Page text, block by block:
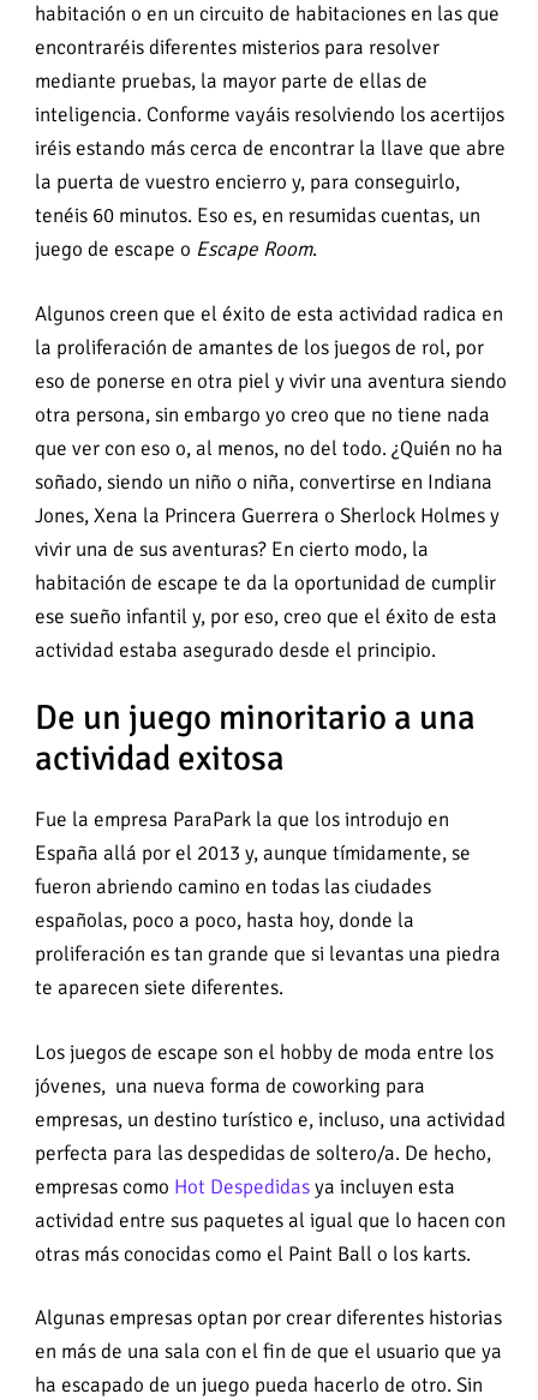
habitación o en un circuito de habitaciones en las que
encontraréis diferentes misterios para resolver
mediante pruebas, la mayor parte de ellas de
inteligencia. Conforme vayáis resolviendo los acertijos
iréis estando más cerca de encontrar la llave que abre
la puerta de vuestro encierro y, para conseguirlo,
tenéis 60 minutos. Eso es, en resumidas cuentas, un
juego de escape o Escape Room.
Algunos creen que el éxito de esta actividad radica en
la proliferación de amantes de los juegos de rol, por
eso de ponerse en otra piel y vivir una aventura siendo
otra persona, sin embargo yo creo que no tiene nada
que ver con eso o, al menos, no del todo. ¿Quién no ha
soñado, siendo un niño o niña, convertirse en Indiana
Jones, Xena la Princera Guerrera o Sherlock Holmes y
vivir una de sus aventuras? En cierto modo, la
habitación de escape te da la oportunidad de cumplir
ese sueño infantil y, por eso, creo que el éxito de esta
actividad estaba asegurado desde el principio.
De un juego minoritario a una
actividad exitosa
Fue la empresa ParaPark la que los introdujo en
España allá por el 2013 y, aunque tímidamente, se
fueron abriendo camino en todas las ciudades
españolas, poco a poco, hasta hoy, donde la
proliferación es tan grande que si levantas una piedra
te aparecen siete diferentes.
Los juegos de escape son el hobby de moda entre los
jóvenes, una nueva forma de coworking para
empresas, un destino turístico e, incluso, una actividad
perfecta para las despedidas de soltero/a. De hecho,
empresas como Hot Despedidasya incluyen esta
actividad entre sus paquetes al igual que lo hacen con
otras más conocidas como el Paint Ball o los karts.
Algunas empresas optan por crear diferentes historias
en más de una sala con el fin de que el usuario que ya
ha escapado de un juego pueda hacerlo de otro. Sin